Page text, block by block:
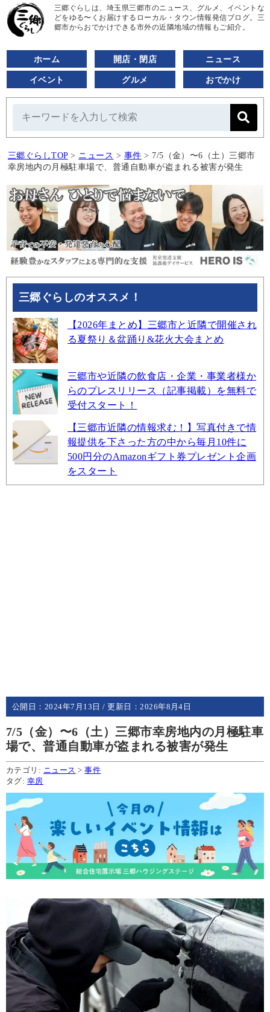
三郷ぐらしは、埼玉県三郷市のニュース、グルメ、イベントな
どをゆる〜くお届けするローカル・タウン情報発信ブログ。三
郷市からおでかけできる市外の近隣地域の情報もご紹介。
ホーム 開店・閉店 ニュース
イベント グルメ おでかけ
三郷ぐらしTOP > ニュース > 事件 > 7/5（金）〜6（土）三郷市
幸房地内の月極駐車場で、普通自動車が盗まれる被害が発生
三郷ぐらしのオススメ！
【2026年まとめ】三郷市と近隣で開催され
る夏祭り＆盆踊り&花火大会まとめ
三郷市や近隣の飲食店・企業・事業者様か
らのプレスリリース（記事掲載）を無料で
受付スタート！
【三郷市近隣の情報求む！】写真付きで情
報提供を下さった方の中から毎月10件に
500円分のAmazonギフト券プレゼント企画
をスタート
公開日： 2024年7月13日 / 更新日：2026年8月4日
7/5（金）〜6（土）三郷市幸房地内の月極駐車
場で、普通自動車が盗まれる被害が発生
カテゴリ: ニュース >事件
タグ: 幸房